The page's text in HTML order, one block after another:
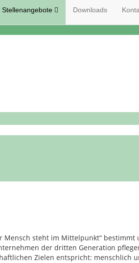
Stellenangebote Downloads
Mensch steht im Mittelpunkt“
der dritten Generation
Zielen entspricht: menschlich